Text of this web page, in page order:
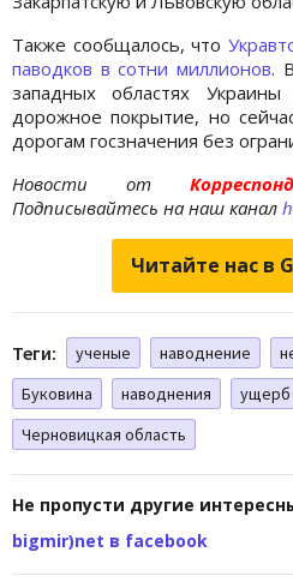
Также сообщалось, что
паводков в сотни миллионов.
западных областях Украины
дорожное покрытие, но
дорогам госзначения без
Новости от
Подписывайтесь на наш канал
Читайте нас в
Теги: ученые наводнение
Буковина
наводнения ущерб
Черновицкая область
Не пропусти другие
bigmir)net в facebook